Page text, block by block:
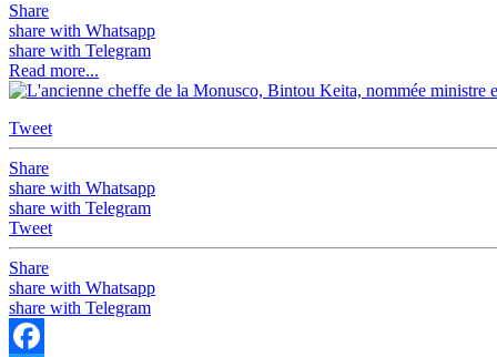
Share
share with Whatsapp
share with Telegram
Read more...
Tweet
Share
share with Whatsapp
share with Telegram
Tweet
Share
share with Whatsapp
share with Telegram